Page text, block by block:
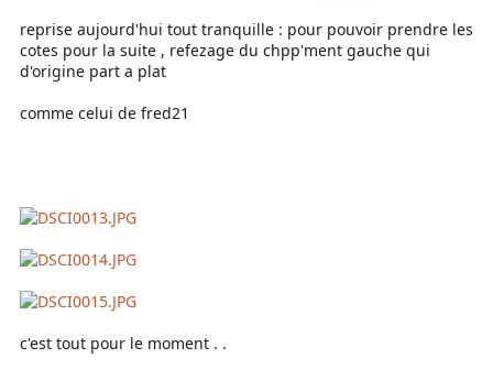
reprise aujourd'hui tout tranquille : pour pouvoir prendre les
cotes pour la suite , refezage du chpp'ment gauche qui
d'origine part a plat
comme celui de fred21
c'est tout pour le moment . .